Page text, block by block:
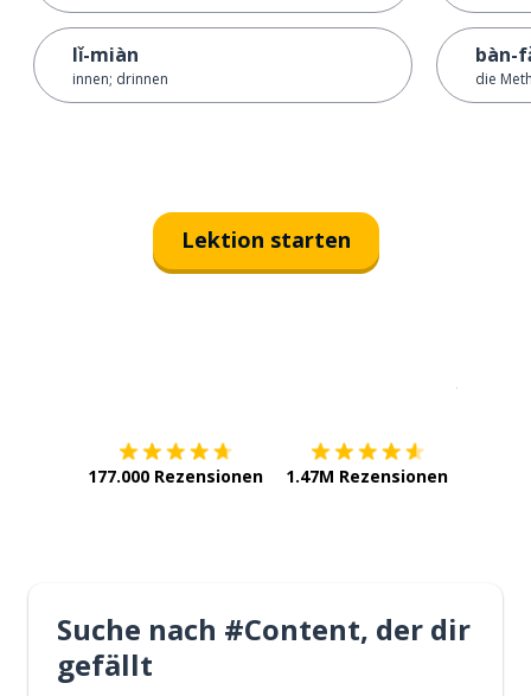
lǐ-miàn
innen; drinnen
bàn-
die
Lektion starten
177.000 Rezensionen 1.47M Rezensionen
Suche nach #Content, der dir
gefällt